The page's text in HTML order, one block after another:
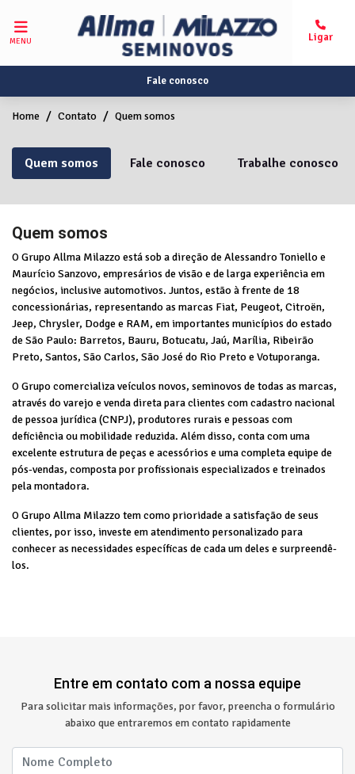
MENU
Fale conosco
Home Contato Quem somos
Quem somos Fale conosco Trabalhe conosco
Quem somos
O Grupo Allma Milazzo está sob a direção de Alessandro Toniello e
Maurício Sanzovo, empresários de visão e de larga experiência em
negócios, inclusive automotivos. Juntos, estão à frente de 18
concessionárias, representando as marcas Fiat, Peugeot, Citroën,
Jeep, Chrysler, Dodge e RAM, em importantes municípios do estado
de São Paulo: Barretos, Bauru, Botucatu, Jaú, Marília, Ribeirão
Preto, Santos, São Carlos, São José do Rio Preto e Votuporanga.
O Grupo comercializa veículos novos, seminovos de todas as marcas,
através do varejo e venda direta para clientes com cadastro nacional
de pessoa jurídica (CNPJ), produtores rurais e pessoas com
deficiência ou mobilidade reduzida. Além disso, conta com uma
excelente estrutura de peças e acessórios e uma completa equipe de
pós-vendas, composta por profissionais especializados e treinados
pela montadora.
O Grupo Allma Milazzo tem como prioridade a satisfação de seus
clientes, por isso, investe em atendimento personalizado para
conhecer as necessidades específicas de cada um deles e surpreendê-
los.
Entre em contato com a nossa equipe
Para solicitar mais informações, por favor, preencha o formulário
abaixo que entraremos em contato rapidamente